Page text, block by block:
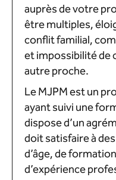
auprès de votre
être multiples,
conflit familial,
et impossibilité de
autre proche.
Le MJPM est un
ayant suivi une
dispose d’un
doit satisfaire à
d’âge, de
d’expérience